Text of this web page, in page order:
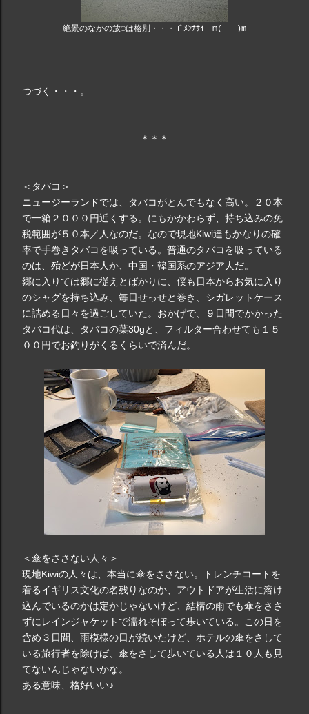
絶景のなかの放◯は格別・・・ｺﾞﾒﾝﾅｻｲ m(_ _)m
つづく・・・。
＊＊＊
＜タバコ＞
ニュージーランドでは、タバコがとんでもなく高い。２０本
で一箱２０００円近くする。にもかかわらず、持ち込みの免
税範囲が５０本／人なのだ。なので現地Kiwi達もかなりの確
率で手巻きタバコを吸っている。普通のタバコを吸っている
のは、殆どが日本人か、中国・韓国系のアジア人だ。
郷に入りては郷に従えとばかりに、僕も日本からお気に入り
のシャグを持ち込み、毎日せっせと巻き、シガレットケース
に詰める日々を過ごしていた。おかげで、９日間でかかった
タバコ代は、タバコの葉30gと、フィルター合わせても１５
００円でお釣りがくるくらいで済んだ。
＜傘をささない人々＞
現地Kiwiの人々は、本当に傘をささない。トレンチコートを
着るイギリス文化の名残りなのか、アウトドアが生活に溶け
込んでいるのかは定かじゃないけど、結構の雨でも傘をささ
ずにレインジャケットで濡れそぼって歩いている。この日を
含め３日間、雨模様の日が続いたけど、ホテルの傘をさして
いる旅行者を除けば、傘をさして歩いている人は１０人も見
てないんじゃないかな。
ある意味、格好いい♪